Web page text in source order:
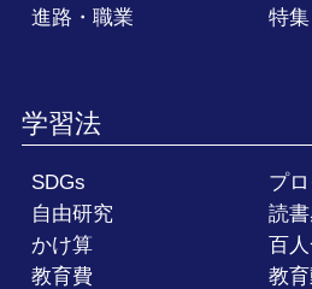
進路・職業
特集
学習法
SDGs
プ
自由研究
読
かけ算
百
教育費
教